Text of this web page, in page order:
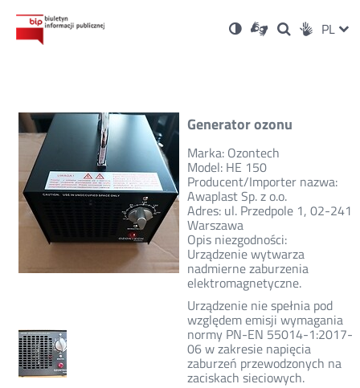
Ustawienia
Wersja
kontrastowa
Dla
niesłyszących
OtwórzOtwórz
w
Otwórz
w
Social PL
Generator ozonu
Marka: Ozontech
Model: HE 150
Producent/Importer nazwa:
Awaplast Sp. z o.o.
Adres: ul. Przedpole 1, 02-241
Warszawa
Opis niezgodności:
Urządzenie wytwarza
nadmierne zaburzenia
elektromagnetyczne.
Urządzenie nie spełnia pod
względem emisji wymagania
normy PN-EN 55014-1:2017-
06 w zakresie napięcia
zaburzeń przewodzonych na
zaciskach sieciowych.